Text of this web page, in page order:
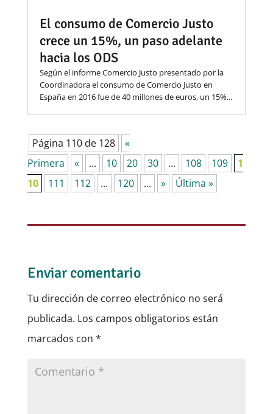
El consumo de Comercio Justo
crece un 15%, un paso adelante
hacia los ODS
Según el informe Comercio Justo presentado por la
Coordinadora el consumo de Comercio Justo en
España en 2016 fue de 40 millones de euros, un 15%...
Página 110 de 128
«
Primera
« ... 10 20 30 ... 108 109
1
10
111 112 ... 120 ... » Última »
Enviar comentario
Tu dirección de correo electrónico no será
publicada. Los campos obligatorios están
marcados con *